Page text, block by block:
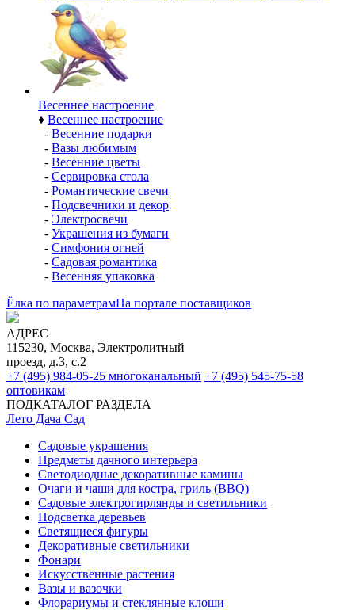
Весеннее настроение
♦ Весеннее настроение
- Весенние подарки
- Вазы любимым
- Весенние цветы
- Сервировка стола
- Романтические свечи
- Подсвечники и декор
- Электросвечи
- Украшения из бумаги
- Симфония огней
- Садовая романтика
- Весенняя упаковка
Ёлка по параметрамНа портале поставщиков
АДРЕС
115230, Москва, Электролитный
проезд, д.3, с.2
+7 (495) 984-05-25 многоканальный +7 (495) 545-75-58
оптовикам
ПОДКАТАЛОГ РАЗДЕЛА
Лето Дача Сад
Садовые украшения
Предметы дачного интерьера
Светодиодные декоративные камины
Очаги и чаши для костра, гриль (BBQ)
Садовые электрогирлянды и светильники
Подсветка деревьев
Светящиеся фигуры
Декоративные светильники
Фонари
Искусственные растения
Вазы и вазочки
Флорариумы и стеклянные клоши